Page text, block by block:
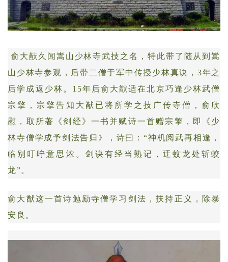
俞大猷久闻嵩山少林寺武技之名，特此带了随从到嵩
山少林寺参观，后带二僧于军中传授少林真诀，3年之
后学成返少林。15年后俞大猷适在北京巧逢少林武僧
宗擎，宗擎告知大猷已将所学之技广传寺僧，俞欣
慰，取所著《剑经》一书并赋诗一首赠宗擎，即《少
林寺僧学成予剑法告归》，诗曰：“神机阅武再相逢，
临别叮咛意思浓。剑诀有经当熟记，迂蚊龙处斩蛟
龙”。
俞大猷这一首诗勉励寺僧学习剑法，扶持正义，除暴
安良。